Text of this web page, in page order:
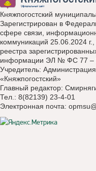
Княжпогостский
Зарегистрирован в
сфере связи,
коммуникаций 25.06.2024
реестра
информации ЭЛ № ФС 77 –
Учредитель:
«Княжпогостский»
Главный редактор:
Тел.: 8(82139) 23-4-01
Электронная почта: